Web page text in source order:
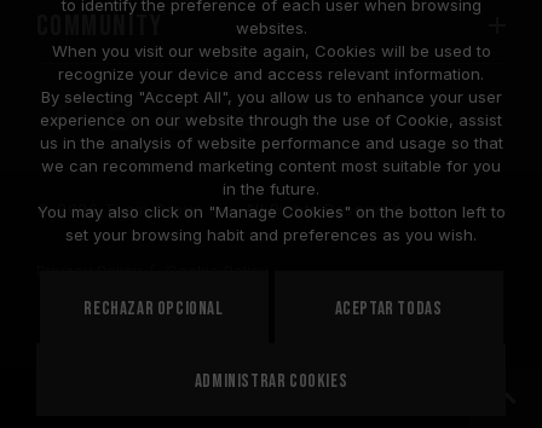
COMMUNITY
© 2026 Team Group Inc. All Rights Reserved.
United
to identify the preference of each user when browsing
websites.
When you visit our website again, Cookies will be used to
recognize your device and access relevant information.
By selecting "Accept All", you allow us to enhance your user
experience on our website through the use of Cookie, assist
us in the analysis of website performance and usage so that
we can recommend marketing content most suitable for you
in the future.
You may also click on "Manage Cookies" on the botton left to
set your browsing habit and preferences as you wish.
Rechazar opcional Aceptar todas
Administrar cookies